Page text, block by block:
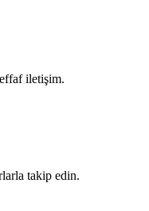
iletişim.
takip edin.